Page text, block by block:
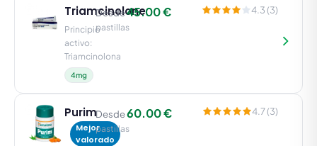
Triamcinolone
Principio
activo:
Triamcinolona
4mg
Desde45.00 €
pastillas
4.3 (3)
Purim
Mejor
valorado
Desde60.00 €
pastillas
4.7 (3)